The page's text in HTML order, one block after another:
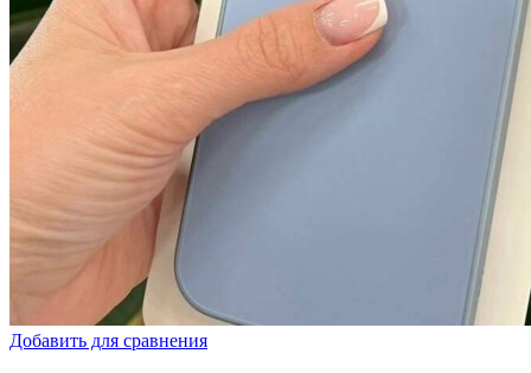
Добавить для сравнения